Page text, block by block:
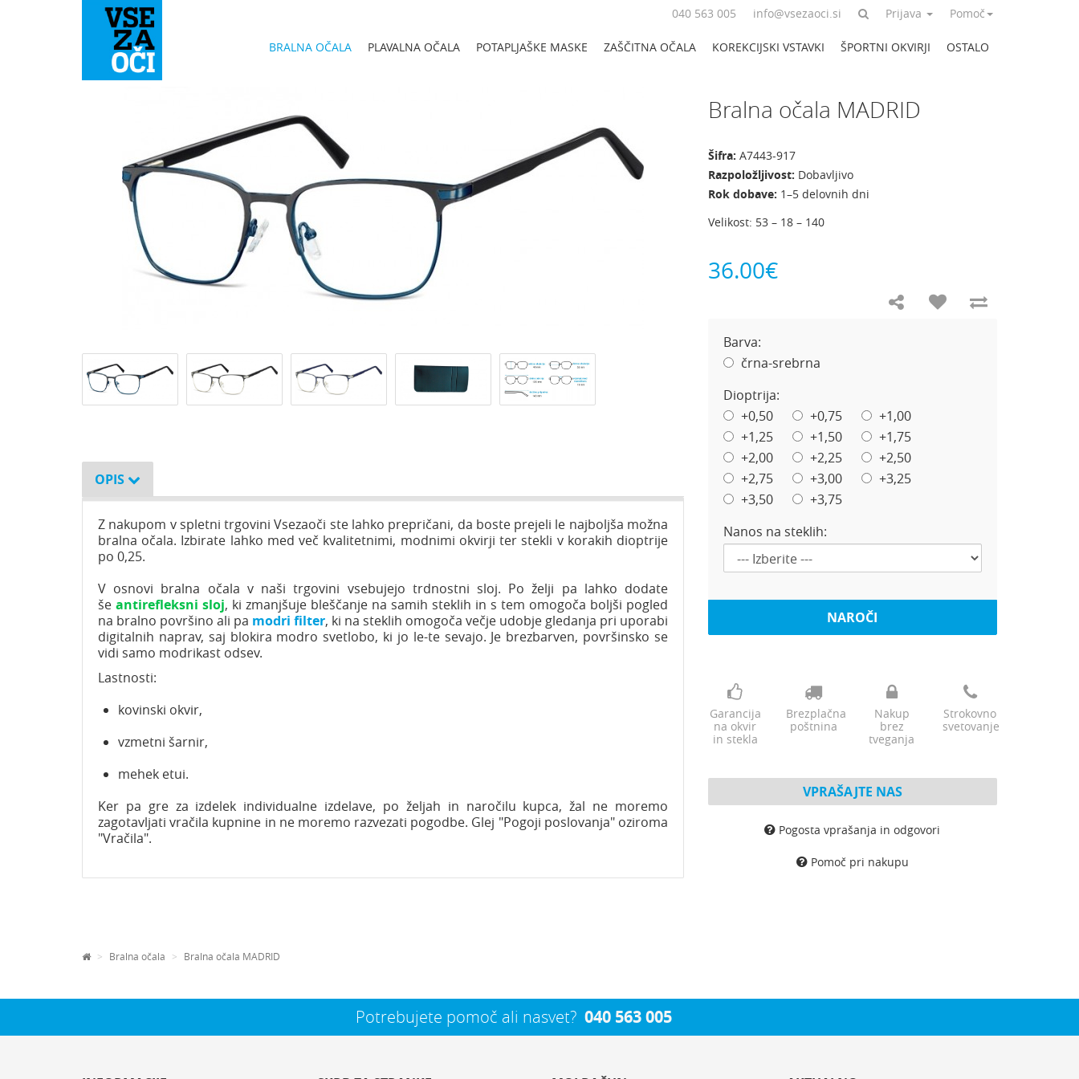
040 563 005 info@vsezaoci.si Prijava Pomoč
BRALNA OČALA PLAVALNA OČALA POTAPLJAŠKE MASKE ZAŠČITNA OČALA KOREKCIJSKI VSTAVKI ŠPORTNI OKVIRJI OSTALO
OPIS
Z nakupom v spletni trgovini Vsezaoči ste lahko prepričani, da boste prejeli le najboljša možna
bralna očala. Izbirate lahko med več kvalitetnimi, modnimi okvirji ter stekli v korakih dioptrije
po 0,25.
V osnovi bralna očala v naši trgovini vsebujejo trdnostni sloj. Po želji pa lahko dodate
še antirefleksni sloj, ki zmanjšuje bleščanje na samih steklih in s tem omogoča boljši pogled
na bralno površino ali pa modri filter, ki na steklih omogoča večje udobje gledanja pri uporabi
digitalnih naprav, saj blokira modro svetlobo, ki jo le-te sevajo. Je brezbarven, površinsko se
vidi samo modrikast odsev.
Lastnosti:
kovinski okvir,
vzmetni šarnir,
mehek etui.
Ker pa gre za izdelek individualne izdelave, po željah in naročilu kupca, žal ne moremo
zagotavljati vračila kupnine in ne moremo razvezati pogodbe. Glej "Pogoji poslovanja" oziroma
"Vračila".
Bralna očala MADRID
Šifra: A7443-917
Razpoložljivost: Dobavljivo
Rok dobave: 1–5 delovnih dni
Velikost: 53 – 18 – 140
36.00€
Barva:
črna-srebrna
Dioptrija:
+0,50
+0,75
+1,00
+1,25
+1,50
+1,75
+2,00
+2,25
+2,50
+2,75
+3,00
+3,25
+3,50
+3,75
Nanos na steklih:
NAROČI
Garancija
na okvir
in stekla
Brezplačna
poštnina
Nakup
brez
tveganja
Strokovno
svetovanje
VPRAŠAJTE NAS
Pogosta vprašanja in odgovori
Pomoč pri nakupu
Bralna očala Bralna očala MADRID
Potrebujete pomoč ali nasvet?040 563 005